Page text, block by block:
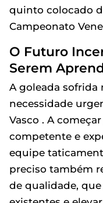
quinto colocado
Campeonato
O Futuro
Serem
A goleada sofrida
necessidade
Vasco . A
competente e
equipe
preciso também
de qualidade,